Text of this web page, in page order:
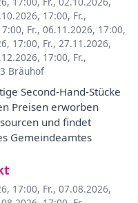
17:00, Fr.,
, Fr., 06.11.2026, 17:00,
17:00, Fr., 27.11.2026,
17:00, Fr.,
Bräuhof
Second-Hand-Stücke
Preisen erworben
und findet
Gemeindeamtes
17:00, Fr., 07.08.2026,